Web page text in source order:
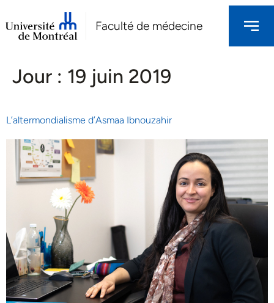
Faculté de médecine
Jour : 19 juin 2019
L’altermondialisme d’Asmaa Ibnouzahir